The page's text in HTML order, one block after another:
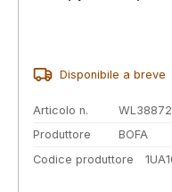
Disponibile a breve
Articolo n.
WL38872
Produttore
BOFA
Codice produttore